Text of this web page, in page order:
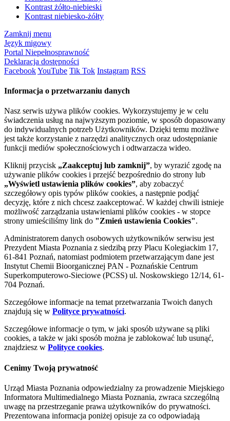
Kontrast żółto-niebieski
Kontrast niebiesko-żółty
Zamknij menu
Język migowy
Portal Niepełnosprawność
Deklaracja dostępności
FacebookYouTube Tik Tok Instagram RSS
Informacja o przetwarzaniu danych
Nasz serwis używa plików cookies. Wykorzystujemy je w celu
świadczenia usług na najwyższym poziomie, w sposób dopasowany
do indywidualnych potrzeb Użytkowników. Dzięki temu możliwe
jest także korzystanie z narzędzi analitycznych oraz udostępnianie
funkcji mediów społecznościowych i odtwarzacza wideo.
Kliknij przycisk „Zaakceptuj lub zamknij”, by wyrazić zgodę na
używanie plików cookies i przejść bezpośrednio do strony lub
„Wyświetl ustawienia plików cookies”, aby zobaczyć
szczegółowy opis typów plików cookies, a następnie podjąć
decyzję, które z nich chcesz zaakceptować. W każdej chwili istnieje
możliwość zarządzania ustawieniami plików cookies - w stopce
strony umieściliśmy link do "Zmień ustawienia Cookies".
Administratorem danych osobowych użytkowników serwisu jest
Prezydent Miasta Poznania z siedzibą przy Placu Kolegiackim 17,
61-841 Poznań, natomiast podmiotem przetwarzającym dane jest
Instytut Chemii Bioorganicznej PAN - Poznańskie Centrum
Superkomputerowo-Sieciowe (PCSS) ul. Noskowskiego 12/14, 61-
704 Poznań.
Szczegółowe informacje na temat przetwarzania Twoich danych
znajdują się w Polityce prywatności.
Szczegółowe informacje o tym, w jaki sposób używane są pliki
cookies, a także w jaki sposób można je zablokować lub usunąć,
znajdziesz w Polityce cookies.
Cenimy Twoją prywatność
Urząd Miasta Poznania odpowiedzialny za prowadzenie Miejskiego
Informatora Multimedialnego Miasta Poznania, zwraca szczególną
uwagę na przestrzeganie prawa użytkowników do prywatności.
Prezentowana informacja poniżej opisuje za co odpowiadają